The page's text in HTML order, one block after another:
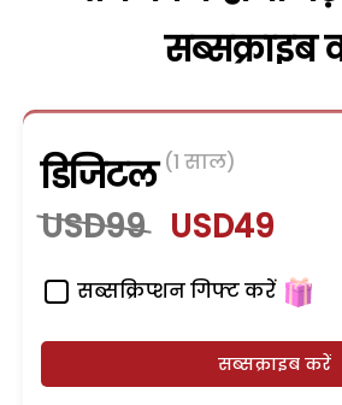
सब्सक्राइब
डिजिटल (1 साल)
USD99 USD49
सब्सक्रिप्शन गिफ्ट करें
सब्सक्राइब करें